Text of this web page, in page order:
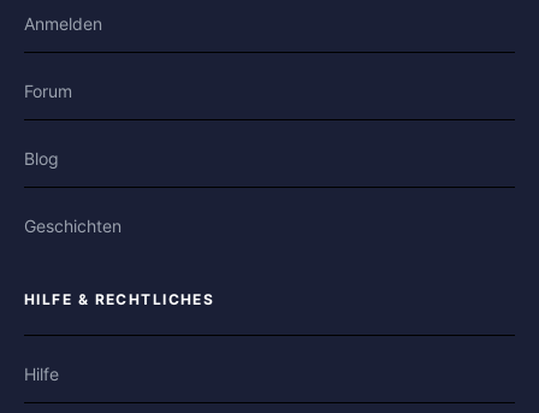
Anmelden
Forum
Blog
Geschichten
HILFE & RECHTLICHES
Hilfe